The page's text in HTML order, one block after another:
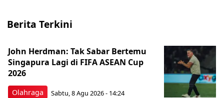
Berita Terkini
Olahraga
John Herdman: Tak Sabar Bertemu
Singapura Lagi di FIFA ASEAN Cup
2026
Sabtu, 8 Agu 2026 - 14:24